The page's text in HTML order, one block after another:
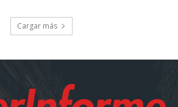
Cargar más